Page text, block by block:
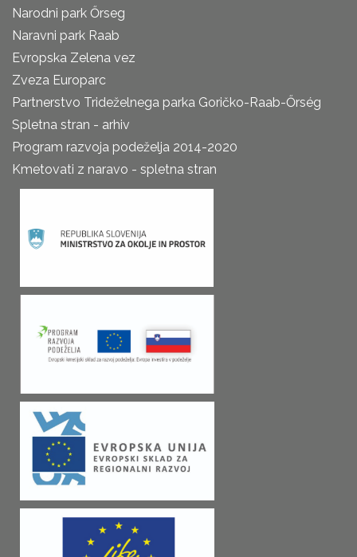
Narodni park Őrseg
Naravni park Raab
Evropska Zelena vez
Zveza Europarc
Partnerstvo Trideželnega parka Goričko-Raab-Őrség
Spletna stran - arhiv
Program razvoja podeželja 2014-2020
Kmetovati z naravo - spletna stran